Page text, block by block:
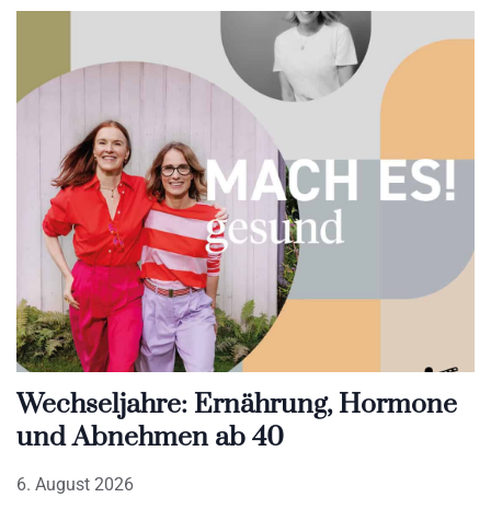
Wechseljahre: Ernährung, Hormone
und Abnehmen ab 40
6. August 2026